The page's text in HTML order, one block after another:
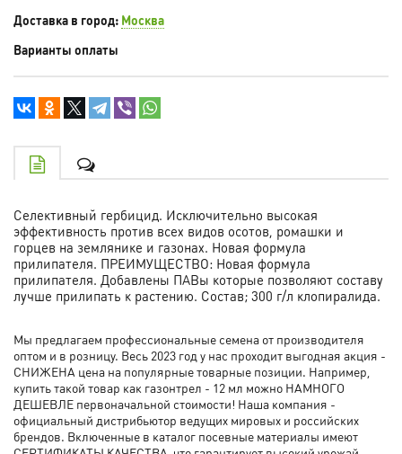
Доставка в город: Москва
Варианты оплаты
Селективный гербицид. Исключительно высокая
эффективность против всех видов осотов, ромашки и
горцев на землянике и газонах. Новая формула
прилипателя. ПРЕИМУЩЕСТВО: Новая формула
прилипателя. Добавлены ПАВы которые позволяют составу
лучше прилипать к растению. Состав; 300 г/л клопиралида.
Мы предлагаем профессиональные семена от производителя
оптом и в розницу. Весь 2023 год у нас проходит выгодная акция -
СНИЖЕНА цена на популярные товарные позиции. Например,
купить такой товар как газонтрел - 12 мл можно НАМНОГО
ДЕШЕВЛЕ первоначальной стоимости! Наша компания -
официальный дистрибьютор ведущих мировых и российских
брендов. Включенные в каталог посевные материалы имеют